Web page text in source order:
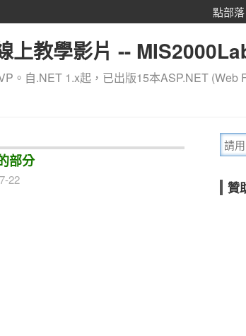
點部落
上教學影片 --
。自.NET 1.x起，已出版15本ASP.NET (Web
部分
22 贊